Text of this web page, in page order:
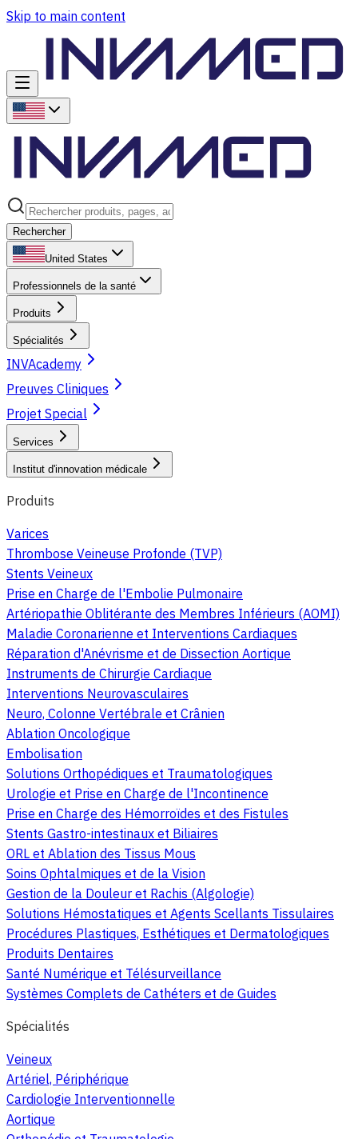
Skip to main content
Rechercher
United States
Professionnels de la santé
Produits
Spécialités
INVAcademy
Preuves Cliniques
Projet Special
Services
Institut d'innovation médicale
Produits
Varices
Thrombose Veineuse Profonde (TVP)
Stents Veineux
Prise en Charge de l'Embolie Pulmonaire
Artériopathie Oblitérante des Membres Inférieurs (AOMI)
Maladie Coronarienne et Interventions Cardiaques
Réparation d'Anévrisme et de Dissection Aortique
Instruments de Chirurgie Cardiaque
Interventions Neurovasculaires
Neuro, Colonne Vertébrale et Crânien
Ablation Oncologique
Embolisation
Solutions Orthopédiques et Traumatologiques
Urologie et Prise en Charge de l'Incontinence
Prise en Charge des Hémorroïdes et des Fistules
Stents Gastro-intestinaux et Biliaires
ORL et Ablation des Tissus Mous
Soins Ophtalmiques et de la Vision
Gestion de la Douleur et Rachis (Algologie)
Solutions Hémostatiques et Agents Scellants Tissulaires
Procédures Plastiques, Esthétiques et Dermatologiques
Produits Dentaires
Santé Numérique et Télésurveillance
Systèmes Complets de Cathéters et de Guides
Spécialités
Veineux
Artériel, Périphérique
Cardiologie Interventionnelle
Aortique